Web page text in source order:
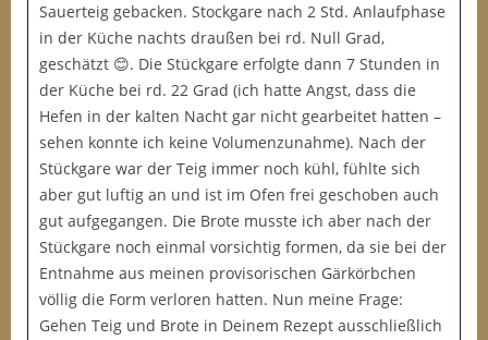
Sauerteig gebacken. Stockgare nach 2 Std. Anlaufphase
in der Küche nachts draußen bei rd. Null Grad,
geschätzt 😊. Die Stückgare erfolgte dann 7 Stunden in
der Küche bei rd. 22 Grad (ich hatte Angst, dass die
Hefen in der kalten Nacht gar nicht gearbeitet hatten –
sehen konnte ich keine Volumenzunahme). Nach der
Stückgare war der Teig immer noch kühl, fühlte sich
aber gut luftig an und ist im Ofen frei geschoben auch
gut aufgegangen. Die Brote musste ich aber nach der
Stückgare noch einmal vorsichtig formen, da sie bei der
Entnahme aus meinen provisorischen Gärkörbchen
völlig die Form verloren hatten. Nun meine Frage:
Gehen Teig und Brote in Deinem Rezept ausschließlich